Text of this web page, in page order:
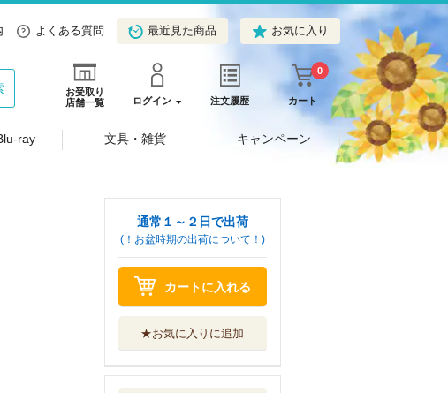
よくある質問 最近見た商品 お気に入り
お受取り
店舗一覧
ログイン 注文履歴 カート
0
ray 文具・雑貨 キャンペーン
通常１～２日で出荷
(！お盆時期の出荷について！)
カートに入れる
★お気に入りに追加
片白の医端者 ３
フレックスコミ...